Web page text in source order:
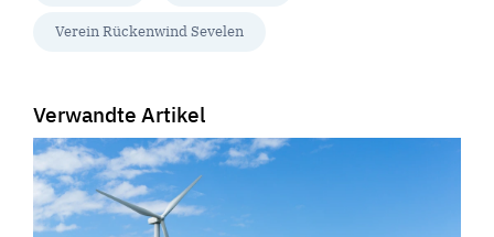
Verein Rückenwind Sevelen
Verwandte Artikel